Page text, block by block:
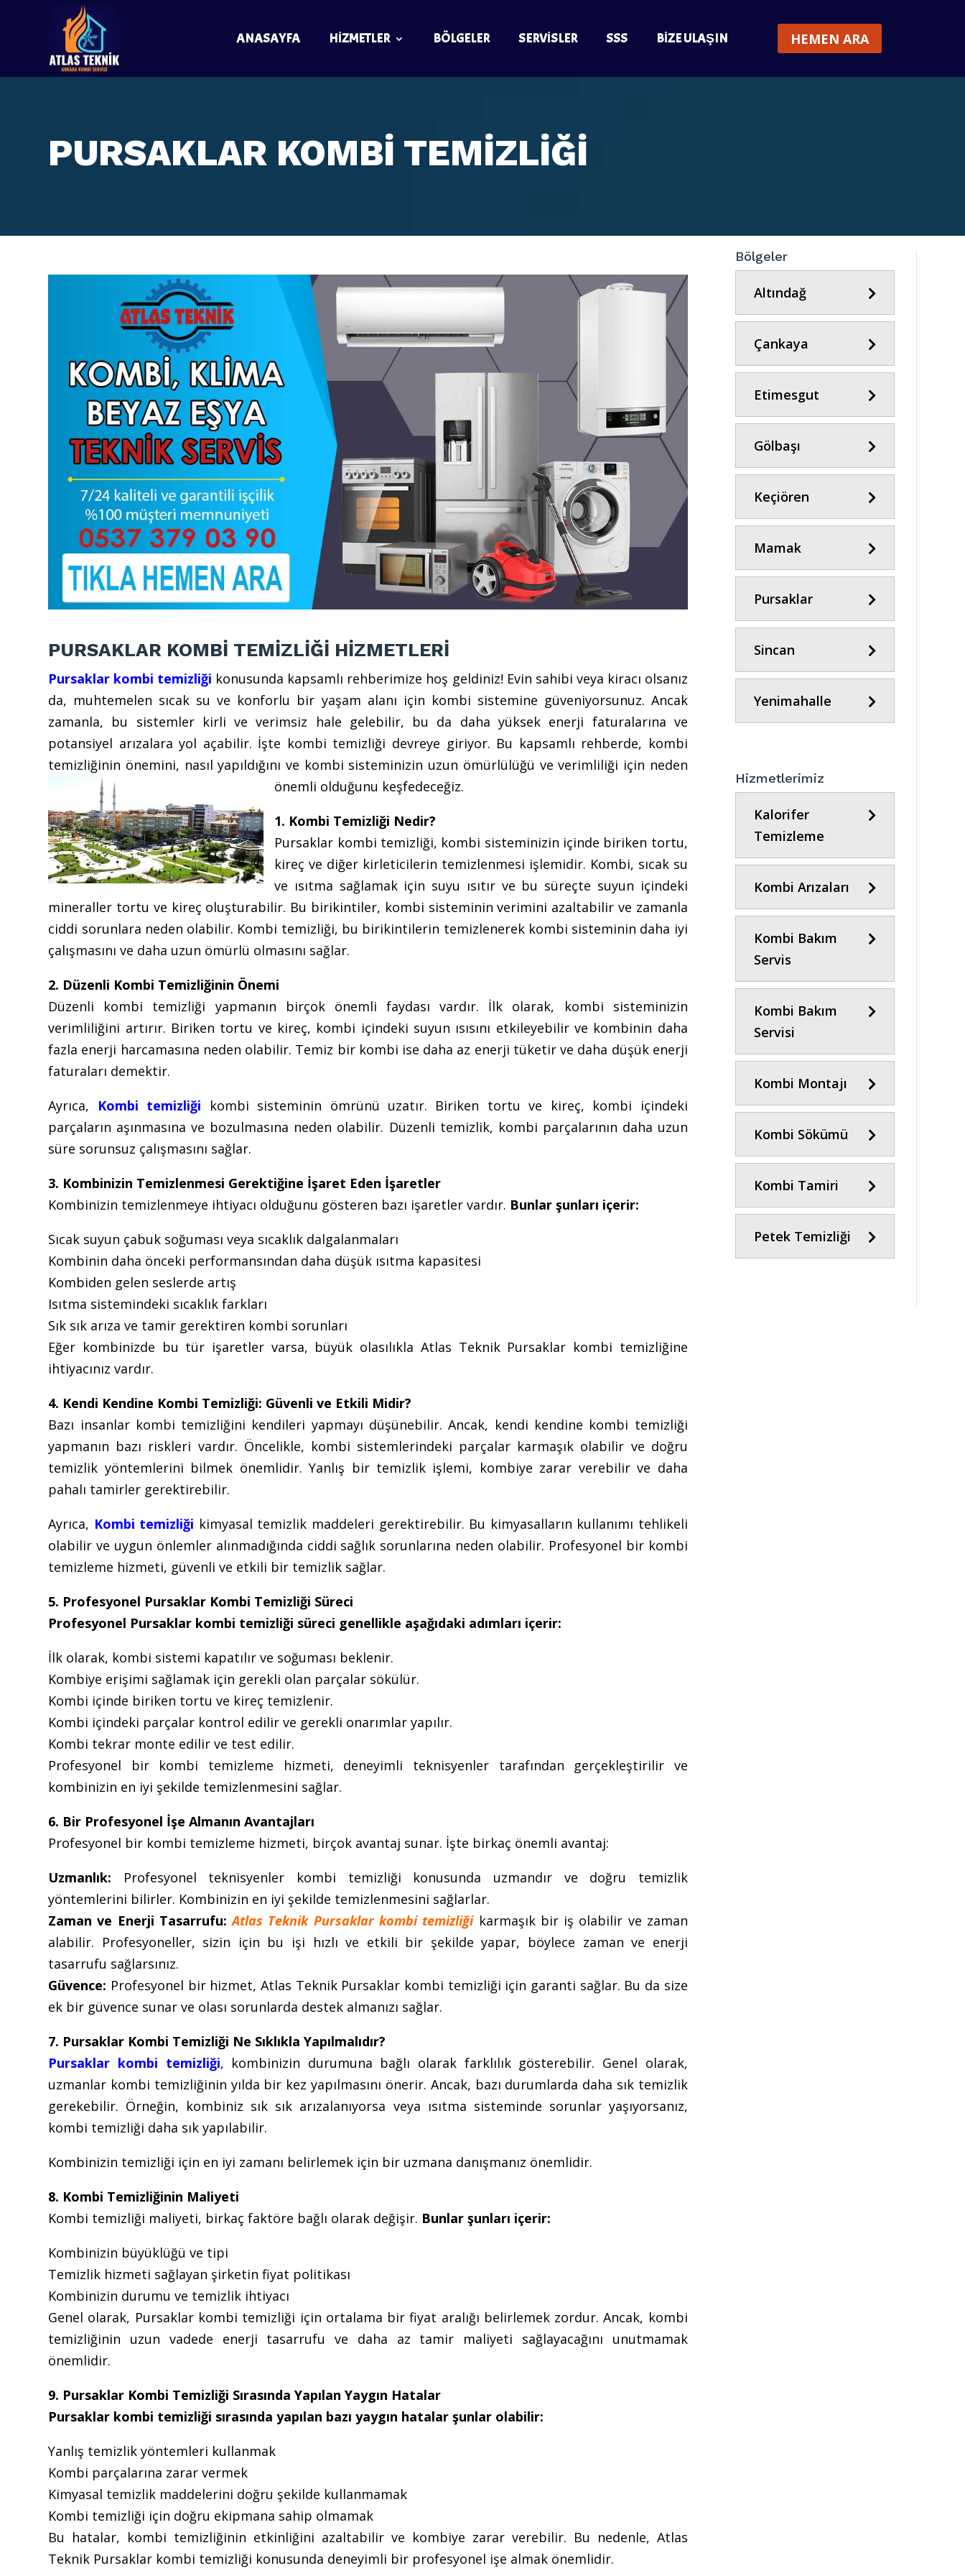
ANASAYFA HIZMETLER BÖLGELER SERVISLER SSS BIZE ULAŞIN HEMEN ARA
PURSAKLAR KOMBİ TEMİZLİĞİ
PURSAKLAR KOMBİ TEMİZLİĞİ HİZMETLERİ
Pursaklar kombi temizliği konusunda kapsamlı rehberimize hoş geldiniz! Evin sahibi veya kiracı olsanız
da, muhtemelen sıcak su ve konforlu bir yaşam alanı için kombi sistemine güveniyorsunuz. Ancak
zamanla, bu sistemler kirli ve verimsiz hale gelebilir, bu da daha yüksek enerji faturalarına ve
potansiyel arızalara yol açabilir. İşte kombi temizliği devreye giriyor. Bu kapsamlı rehberde, kombi
temizliğinin önemini, nasıl yapıldığını ve kombi sisteminizin uzun ömürlülüğü ve verimliliği için neden
önemli olduğunu keşfedeceğiz.
1. Kombi Temizliği Nedir?
Pursaklar kombi temizliği, kombi sisteminizin içinde biriken tortu,
kireç ve diğer kirleticilerin temizlenmesi işlemidir. Kombi, sıcak su
ve ısıtma sağlamak için suyu ısıtır ve bu süreçte suyun içindeki
mineraller tortu ve kireç oluşturabilir. Bu birikintiler, kombi sisteminin verimini azaltabilir ve zamanla
ciddi sorunlara neden olabilir. Kombi temizliği, bu birikintilerin temizlenerek kombi sisteminin daha iyi
çalışmasını ve daha uzun ömürlü olmasını sağlar.
2. Düzenli Kombi Temizliğinin Önemi
Düzenli kombi temizliği yapmanın birçok önemli faydası vardır. İlk olarak, kombi sisteminizin
verimliliğini artırır. Biriken tortu ve kireç, kombi içindeki suyun ısısını etkileyebilir ve kombinin daha
fazla enerji harcamasına neden olabilir. Temiz bir kombi ise daha az enerji tüketir ve daha düşük enerji
faturaları demektir.
Ayrıca, Kombi temizliği kombi sisteminin ömrünü uzatır. Biriken tortu ve kireç, kombi içindeki
parçaların aşınmasına ve bozulmasına neden olabilir. Düzenli temizlik, kombi parçalarının daha uzun
süre sorunsuz çalışmasını sağlar.
3. Kombinizin Temizlenmesi Gerektiğine İşaret Eden İşaretler
Kombinizin temizlenmeye ihtiyacı olduğunu gösteren bazı işaretler vardır. Bunlar şunları içerir:
Sıcak suyun çabuk soğuması veya sıcaklık dalgalanmaları
Kombinin daha önceki performansından daha düşük ısıtma kapasitesi
Kombiden gelen seslerde artış
Isıtma sistemindeki sıcaklık farkları
Sık sık arıza ve tamir gerektiren kombi sorunları
Eğer kombinizde bu tür işaretler varsa, büyük olasılıkla Atlas Teknik Pursaklar kombi temizliğine
ihtiyacınız vardır.
4. Kendi Kendine Kombi Temizliği: Güvenli ve Etkili Midir?
Bazı insanlar kombi temizliğini kendileri yapmayı düşünebilir. Ancak, kendi kendine kombi temizliği
yapmanın bazı riskleri vardır. Öncelikle, kombi sistemlerindeki parçalar karmaşık olabilir ve doğru
temizlik yöntemlerini bilmek önemlidir. Yanlış bir temizlik işlemi, kombiye zarar verebilir ve daha
pahalı tamirler gerektirebilir.
Ayrıca, Kombi temizliği kimyasal temizlik maddeleri gerektirebilir. Bu kimyasalların kullanımı tehlikeli
olabilir ve uygun önlemler alınmadığında ciddi sağlık sorunlarına neden olabilir. Profesyonel bir kombi
temizleme hizmeti, güvenli ve etkili bir temizlik sağlar.
5. Profesyonel Pursaklar Kombi Temizliği Süreci
Profesyonel Pursaklar kombi temizliği süreci genellikle aşağıdaki adımları içerir:
İlk olarak, kombi sistemi kapatılır ve soğuması beklenir.
Kombiye erişimi sağlamak için gerekli olan parçalar sökülür.
Kombi içinde biriken tortu ve kireç temizlenir.
Kombi içindeki parçalar kontrol edilir ve gerekli onarımlar yapılır.
Kombi tekrar monte edilir ve test edilir.
Profesyonel bir kombi temizleme hizmeti, deneyimli teknisyenler tarafından gerçekleştirilir ve
kombinizin en iyi şekilde temizlenmesini sağlar.
6. Bir Profesyonel İşe Almanın Avantajları
Profesyonel bir kombi temizleme hizmeti, birçok avantaj sunar. İşte birkaç önemli avantaj:
Uzmanlık: Profesyonel teknisyenler kombi temizliği konusunda uzmandır ve doğru temizlik
yöntemlerini bilirler. Kombinizin en iyi şekilde temizlenmesini sağlarlar.
Zaman ve Enerji Tasarrufu: Atlas Teknik Pursaklar kombi temizliğikarmaşık bir iş olabilir ve zaman
alabilir. Profesyoneller, sizin için bu işi hızlı ve etkili bir şekilde yapar, böylece zaman ve enerji
tasarrufu sağlarsınız.
Güvence: Profesyonel bir hizmet, Atlas Teknik Pursaklar kombi temizliği için garanti sağlar. Bu da size
ek bir güvence sunar ve olası sorunlarda destek almanızı sağlar.
7. Pursaklar Kombi Temizliği Ne Sıklıkla Yapılmalıdır?
Pursaklar kombi temizliği, kombinizin durumuna bağlı olarak farklılık gösterebilir. Genel olarak,
uzmanlar kombi temizliğinin yılda bir kez yapılmasını önerir. Ancak, bazı durumlarda daha sık temizlik
gerekebilir. Örneğin, kombiniz sık sık arızalanıyorsa veya ısıtma sisteminde sorunlar yaşıyorsanız,
kombi temizliği daha sık yapılabilir.
Kombinizin temizliği için en iyi zamanı belirlemek için bir uzmana danışmanız önemlidir.
8. Kombi Temizliğinin Maliyeti
Kombi temizliği maliyeti, birkaç faktöre bağlı olarak değişir. Bunlar şunları içerir:
Kombinizin büyüklüğü ve tipi
Temizlik hizmeti sağlayan şirketin fiyat politikası
Kombinizin durumu ve temizlik ihtiyacı
Genel olarak, Pursaklar kombi temizliği için ortalama bir fiyat aralığı belirlemek zordur. Ancak, kombi
temizliğinin uzun vadede enerji tasarrufu ve daha az tamir maliyeti sağlayacağını unutmamak
önemlidir.
9. Pursaklar Kombi Temizliği Sırasında Yapılan Yaygın Hatalar
Pursaklar kombi temizliği sırasında yapılan bazı yaygın hatalar şunlar olabilir:
Yanlış temizlik yöntemleri kullanmak
Kombi parçalarına zarar vermek
Kimyasal temizlik maddelerini doğru şekilde kullanmamak
Kombi temizliği için doğru ekipmana sahip olmamak
Bu hatalar, kombi temizliğinin etkinliğini azaltabilir ve kombiye zarar verebilir. Bu nedenle, Atlas
Teknik Pursaklar kombi temizliği konusunda deneyimli bir profesyonel işe almak önemlidir.
Bölgeler
Altındağ
Çankaya
Etimesgut
Gölbaşı
Keçiören
Mamak
Pursaklar
Sincan
Yenimahalle
Hizmetlerimiz
Kalorifer
Temizleme
Kombi Arızaları
Kombi Bakım
Servis
Kombi Bakım
Servisi
Kombi Montajı
Kombi Sökümü
Kombi Tamiri
Petek Temizliği